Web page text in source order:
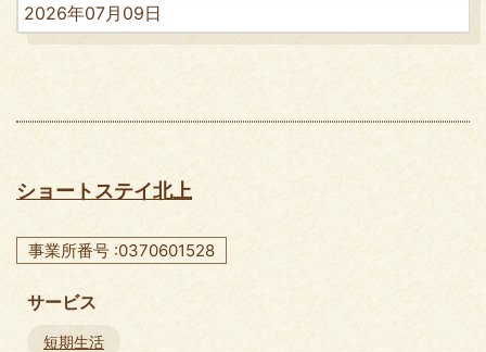
2026年07月09日
ショートステイ北上
事業所番号 :0370601528
サービス
短期生活